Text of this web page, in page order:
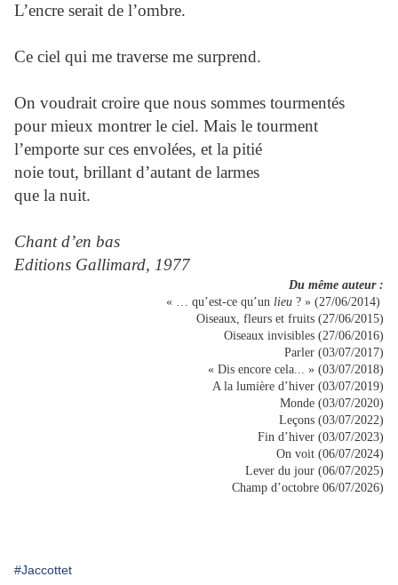
L’encre serait de l’ombre.
Ce ciel qui me traverse me surprend.
On voudrait croire que nous sommes tourmentés
pour mieux montrer le ciel. Mais le tourment
l’emporte sur ces envolées, et la pitié
noie tout, brillant d’autant de larmes
que la nuit.
Chant d’en bas
Editions Gallimard, 1977
Du même auteur :
« … qu’est-ce qu’un lieu ? » (27/06/2014)
Oiseaux, fleurs et fruits (27/06/2015)
Oiseaux invisibles (27/06/2016)
Parler (03/07/2017)
« Dis encore cela... » (03/07/2018)
A la lumière d’hiver (03/07/2019)
Monde (03/07/2020)
Leçons (03/07/2022)
Fin d’hiver (03/07/2023)
On voit (06/07/2024)
Lever du jour (06/07/2025)
Champ d’octobre 06/07/2026)
#Jaccottet